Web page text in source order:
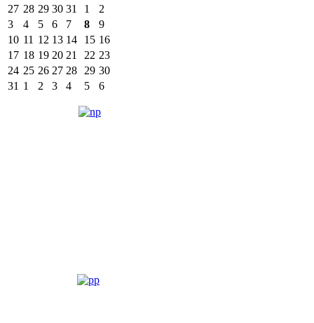
27 28 29 30 31 1
2
3
4 5 6 7 8
9
10 11 12 13 14 15 16
17 18 19 20 21 22 23
24 25 26 27 28 29 30
31 1 2 3 4 5 6